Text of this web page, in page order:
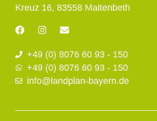
Kreuz 16, 83558 Maitenbeth
F
a
e
b
o
o
I
n
t
a
g
r
E
e
l
o
p
+49 (0) 8076 60 93 - 150
+49 (0) 8076 60 93 - 150
info@landplan-bayern.de